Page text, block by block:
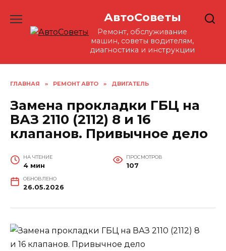
содержанию
АвтоСоветы
Ремонт, обслуживание
машин, советы водителям,
диагностика и инструкции
ГЛАВНАЯ » РЕМОНТ АВТО » ДВИГАТЕЛЬ
Замена прокладки ГБЦ на
ВАЗ 2110 (2112) 8 и 16
клапанов. Привычное дело
НА ЧТЕНИЕ
4 мин
ПРОСМОТРОВ
107
ОБНОВЛЕНО
26.05.2026